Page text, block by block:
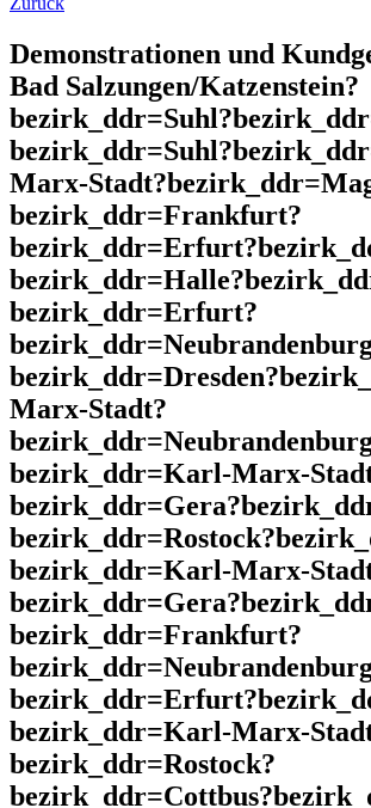
Demonstrationen und
Bad Salzungen/Katzenstein?
Marx-
bezirk_ddr=Frankfurt?
bezirk_ddr=Erfurt?
Marx-Stadt?
bezirk_ddr=Karl-Marx-
bezirk_ddr=Karl-Marx-
bezirk_ddr=Frankfurt?
bezirk_ddr=Karl-Marx-
bezirk_ddr=Rostock?